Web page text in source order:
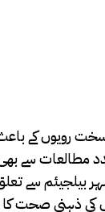
کے باعث
مطالعات
ذہنی صحت کا